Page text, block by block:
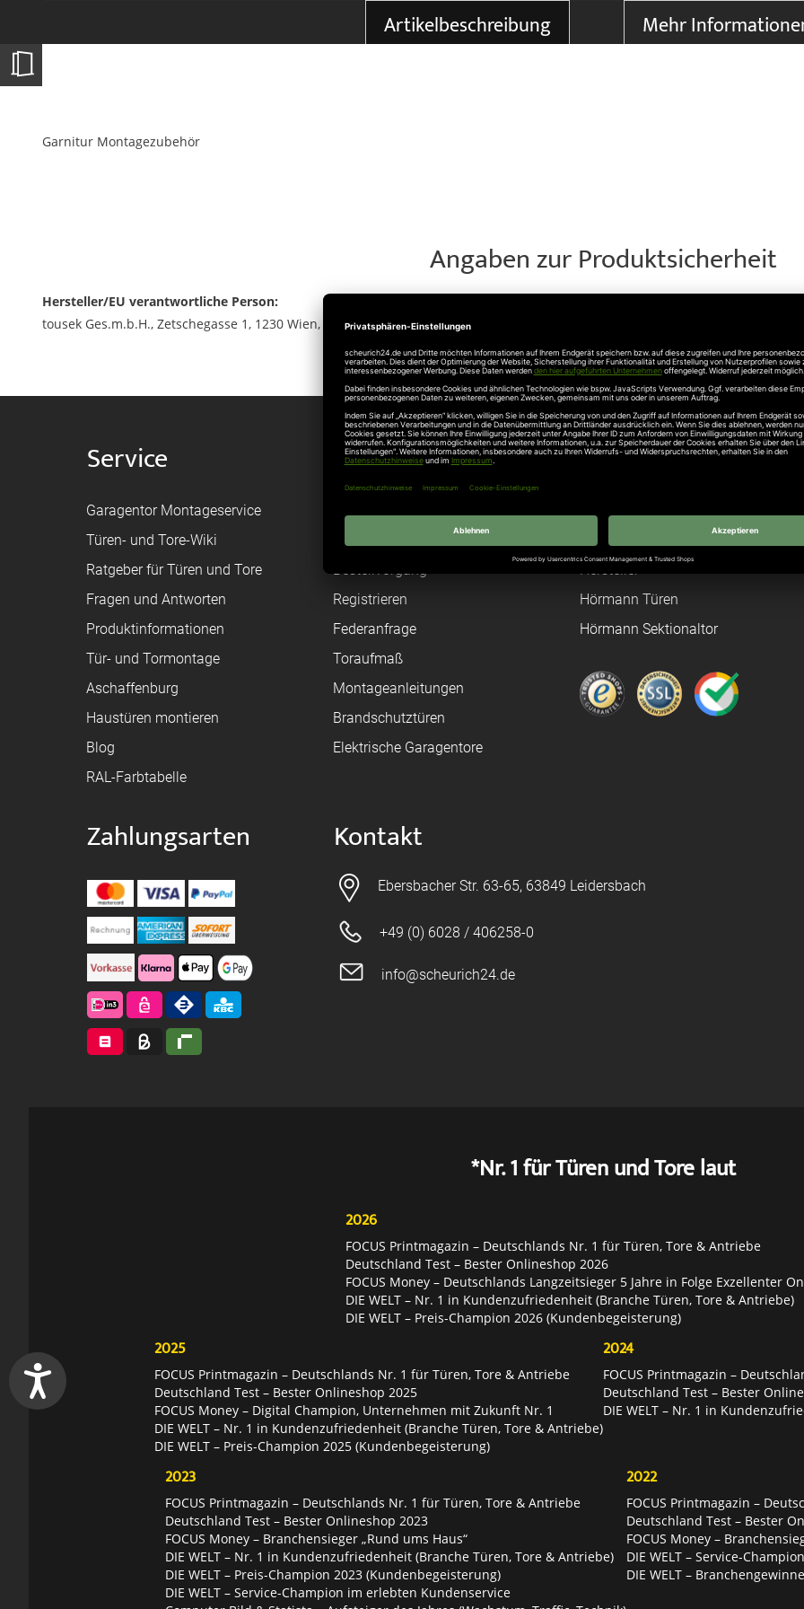
Artikelbeschreibung Mehr
Garnitur Montagezubehör
Angaben zur Produktsicherheit
Hersteller/EU verantwortliche Person:
tousek Ges.m.b.H., Zetschegasse 1, 1230 Wien, Telefon +43 / 1 / 667 36 01 , info@tousek.at
Service
Garagentor Montageservice
Türen- und Tore-Wiki
Ratgeber für Türen und Tore
Fragen und Antworten
Produktinformationen
Tür- und Tormontage
Aschaffenburg
Haustüren montieren
Blog
RAL-Farbtabelle
Shop
Zahlungsarten
Bestellvorgang
Registrieren
Federanfrage
Toraufmaß
Montageanleitungen
Brandschutztüren
Elektrische Garagentore
Unternehmen
Stellenangebote
Hersteller
Hörmann Türen
Hörmann Sektionaltor
Zahlungsarten Kontakt
Ebersbacher Str. 63-65, 63849 Leidersbach
+49 (0) 6028 / 406258-0
info@scheurich24.de
*Nr. 1 für Türen und Tore laut
2026
FOCUS Printmagazin – Deutschlands Nr. 1 für Türen, Tore & Antriebe
Deutschland Test – Bester Onlineshop 2026
FOCUS Money – Deutschlands Langzeitsieger 5 Jahre in Folge Exzellenter
DIE WELT – Nr. 1 in Kundenzufriedenheit (Branche Türen, Tore & Antriebe)
DIE WELT – Preis-Champion 2026 (Kundenbegeisterung)
2025
FOCUS Printmagazin – Deutschlands Nr. 1 für Türen, Tore & Antriebe
Deutschland Test – Bester Onlineshop 2025
FOCUS Money – Digital Champion, Unternehmen mit Zukunft Nr. 1
DIE WELT – Nr. 1 in Kundenzufriedenheit (Branche Türen, Tore & Antriebe)
DIE WELT – Preis-Champion 2025 (Kundenbegeisterung)
2024
FOCUS Printmagazin –
Deutschland Test – Bester
DIE WELT – Nr. 1 in
2023
FOCUS Printmagazin – Deutschlands Nr. 1 für Türen, Tore & Antriebe
Deutschland Test – Bester Onlineshop 2023
FOCUS Money – Branchensieger „Rund ums Haus“
DIE WELT – Nr. 1 in Kundenzufriedenheit (Branche Türen, Tore & Antriebe)
DIE WELT – Preis-Champion 2023 (Kundenbegeisterung)
DIE WELT – Service-Champion im erlebten Kundenservice
2022
FOCUS Printmagazin –
Deutschland Test – Bester
FOCUS Money –
DIE WELT – Service-
DIE WELT –